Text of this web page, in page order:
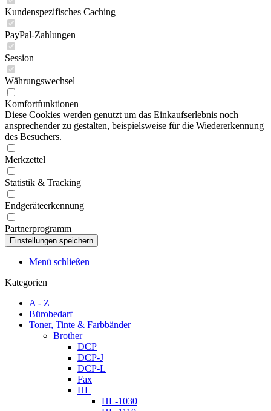
Kundenspezifisches Caching
PayPal-Zahlungen
Session
Währungswechsel
Komfortfunktionen
Diese Cookies werden genutzt um das Einkaufserlebnis noch
ansprechender zu gestalten, beispielsweise für die Wiedererkennung
des Besuchers.
Merkzettel
Statistik & Tracking
Endgeräteerkennung
Partnerprogramm
Menü schließen
Kategorien
A - Z
Bürobedarf
Toner, Tinte & Farbbänder
Brother
DCP
DCP-J
DCP-L
Fax
HL
HL-1030